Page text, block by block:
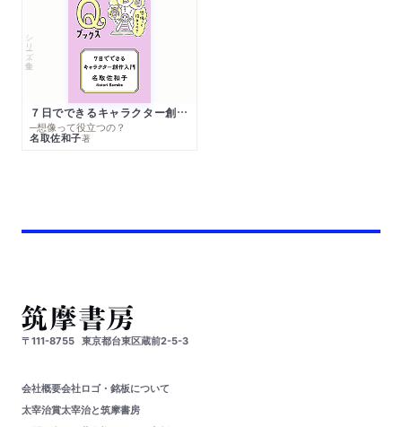
シリーズ・全集
７日でできるキャラクター創作入門
─想像って役立つの？
名取佐和子著
〒111-8755 東京都台東区蔵前2-5-3
会社概要会社ロゴ・銘板について
太宰治賞太宰治と筑摩書房